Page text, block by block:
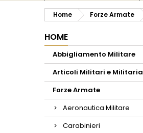
Home Forze Armate
HOME
Abbigliamento Militare
Articoli Militari e Militaria
Forze Armate
Aeronautica Militare
Carabinieri